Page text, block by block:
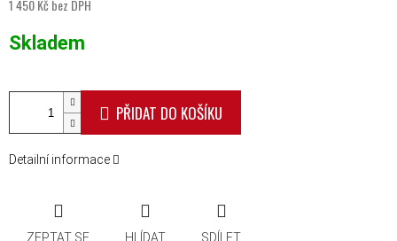
1 450 Kč bez DPH
Skladem
PŘIDAT DO KOŠÍKU
Detailní informace
ZEPTAT SE HLÍDAT SDÍLET